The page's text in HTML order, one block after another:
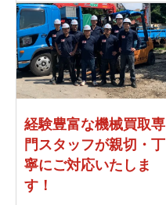
経験豊富な機械買取専
門 スタッフが親切・丁
寧にご対応いたしま
す！